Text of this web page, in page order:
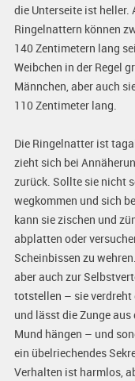
die Unterseite ist heller.
Ringelnattern können
140 Zentimetern lang
Weibchen in der Regel
Männchen, aber auch
110 Zentimeter lang.
Die Ringelnatter ist
zieht sich bei
zurück. Sollte sie nicht
wegkommen und sich
kann sie zischen und
abplatten oder
Scheinbissen zu
aber auch zur
totstellen – sie verdreht
und lässt die Zunge
Mund hängen – und
ein übelriechendes
Verhalten ist harmlos,